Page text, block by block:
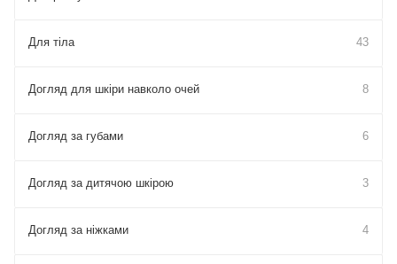
Для тіла 43
Догляд для шкіри навколо очей 8
Догляд за губами 6
Догляд за дитячою шкірою 3
Догляд за ніжками 4